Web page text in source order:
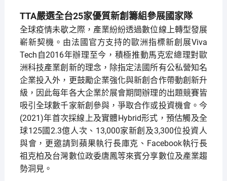
TTA嚴選全台25家優質新創籌組參展國家隊
全球疫情未歇之際，產業紛紛透過數位線上轉型發展
嶄新契機。由法國官方支持的歐洲指標新創展Viva
Tech自2016年辦理至今，積極推動馬克宏總理對歐
洲科技產業創新的理念，除指定法國所有公私營知名
企業投入外，更鼓勵企業強化與新創合作帶動創新升
級，因此每年各大企業於展會期間辦理的出題競賽皆
吸引全球數千家新創參與，爭取合作或投資機會。今
(2021)年首次採線上及實體Hybrid形式，預估觸及全
球125國2.3億人次、13,000家新創及3,300位投資人
與會，更邀請到蘋果執行長庫克、Facebook執行長
祖克柏及台灣數位政委唐鳳等來賓分享數位及產業趨
勢洞見。